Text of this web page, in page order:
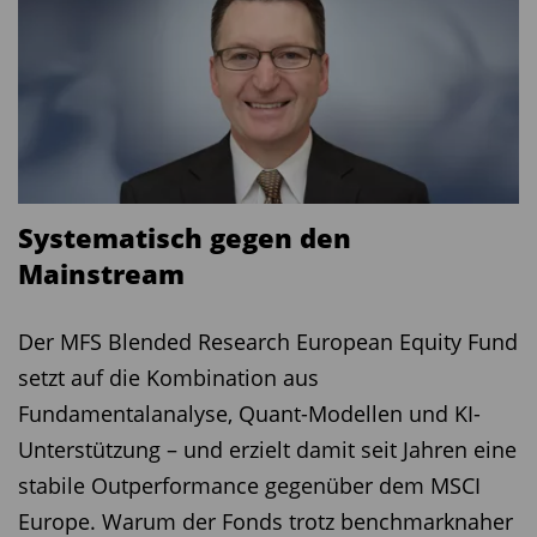
Loredana Greco, Senior Portfolio Managerin von Eurizon Asset
Großbatteriespeicher als Renditequelle
Martin Krause, Geschäftsführer der BVT,
erläuterte in seiner Präsentation, warum
Großbatteriespeicher zunehmend als
Schlüsseltechnologie beim Ausbau erneuerbarer
Energien gelten – und ein neues
Investmentthema für institutionelle wie private
Systematisch gegen den
Mainstream
Der MFS Blended Research European Equity Fund
setzt auf die Kombination aus
Fundamentalanalyse, Quant-Modellen und KI-
Unterstützung – und erzielt damit seit Jahren eine
stabile Outperformance gegenüber dem MSCI
Europe. Warum der Fonds trotz benchmarknaher